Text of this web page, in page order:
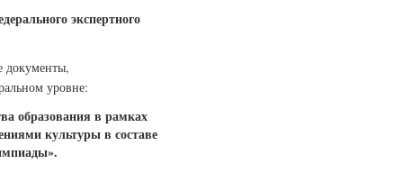
экспертного
документы,
уровне:
образования в рамках
культуры в составе